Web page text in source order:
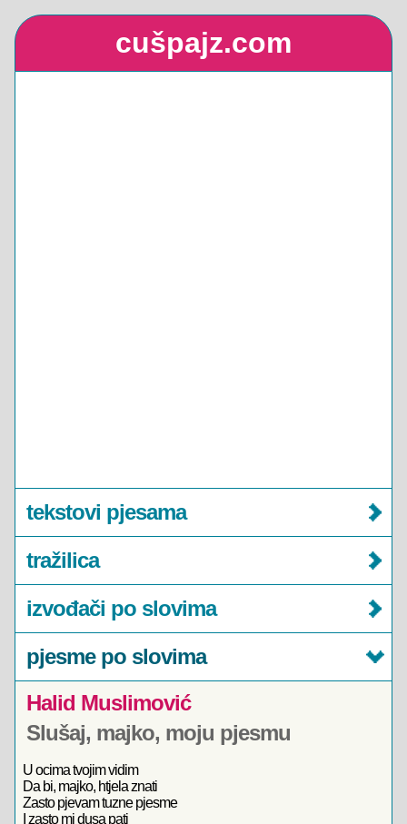
cušpajz.com
tekstovi pjesama
tražilica
izvođači po slovima
pjesme po slovima
Halid Muslimović
Slušaj, majko, moju pjesmu
U ocima tvojim vidim
Da bi, majko, htjela znati
Zasto pjevam tuzne pjesme
I zasto mi dusa pati